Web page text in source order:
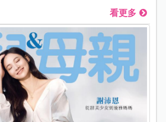
看更多